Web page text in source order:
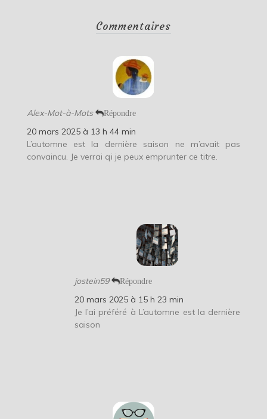
Commentaires
Alex-Mot-à-Mots Répondre
20 mars 2025 à 13 h 44 min
L’automne est la dernière saison ne m’avait pas
convaincu. Je verrai qi je peux emprunter ce titre.
jostein59 Répondre
20 mars 2025 à 15 h 23 min
Je l’ai préféré à L’automne est la dernière
saison